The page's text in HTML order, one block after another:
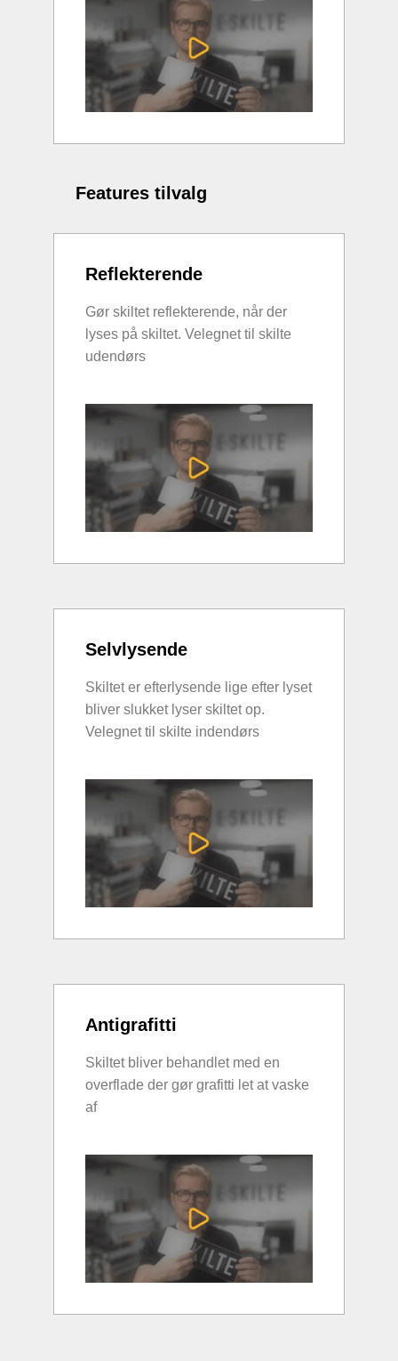
Features tilvalg
Reflekterende
Gør skiltet reflekterende, når der
lyses på skiltet. Velegnet til skilte
udendørs
Selvlysende
Skiltet er efterlysende lige efter lyset
bliver slukket lyser skiltet op.
Velegnet til skilte indendørs
Antigrafitti
Skiltet bliver behandlet med en
overflade der gør grafitti let at vaske
af